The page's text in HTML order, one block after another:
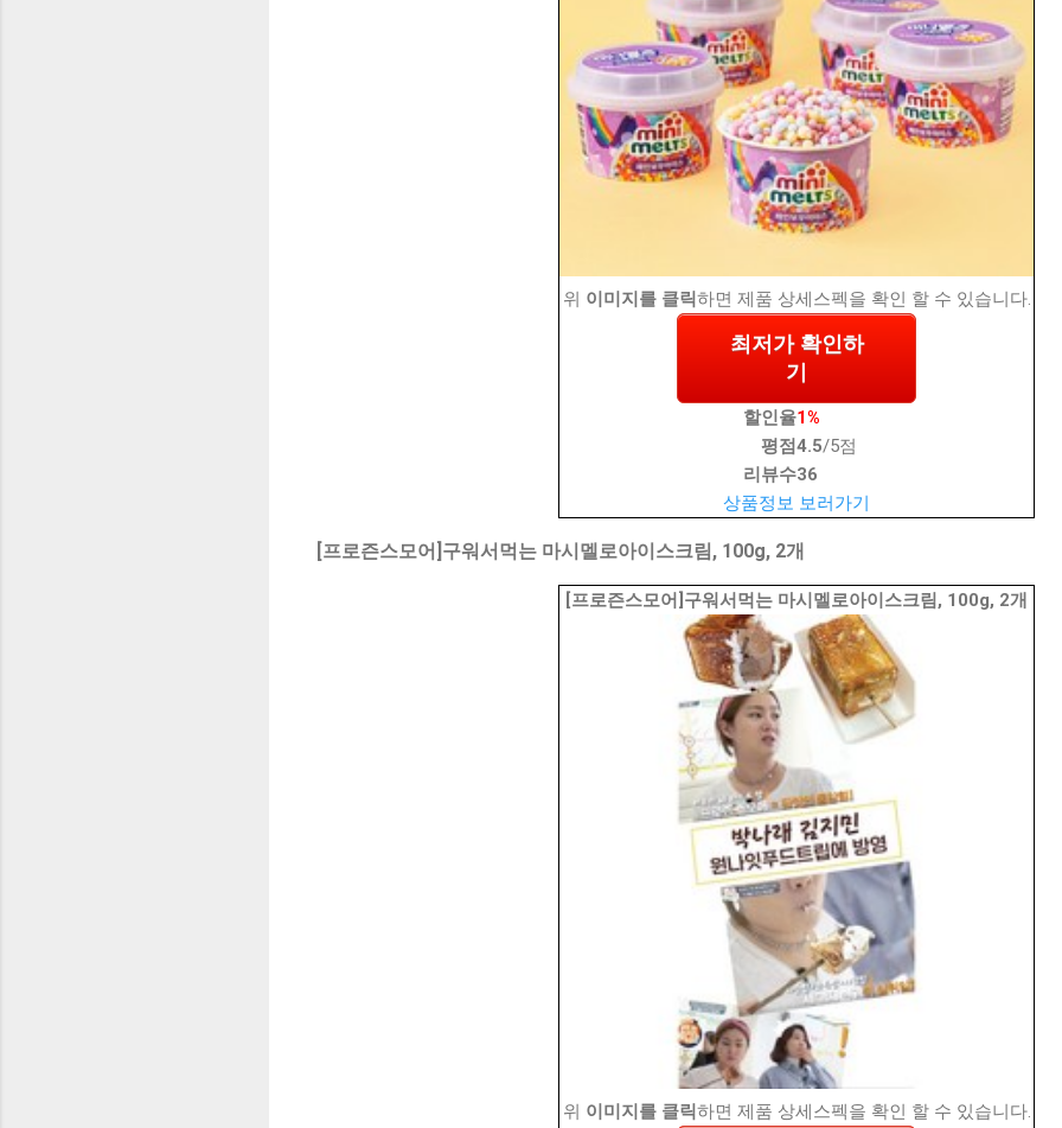
위 이미지를 클릭하면 제품 상세스펙을 확인 할 수 있습니다.
최저가 확인하
기
할인율1%
평점4.5/5점
리뷰수36
상품정보 보러가기
[프로즌스모어]구워서먹는 마시멜로아이스크림, 100g, 2개
[프로즌스모어]구워서먹는 마시멜로아이스크림, 100g, 2개
위 이미지를 클릭하면 제품 상세스펙을 확인 할 수 있습니다.